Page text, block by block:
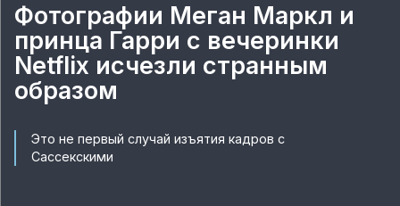
Фотографии Меган Маркл и
принца Гарри с вечеринки
Netflix исчезли странным
образом
Это не первый случай изъятия кадров с
Сассекскими